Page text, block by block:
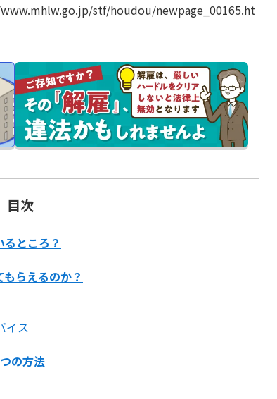
stf/houdou/newpage_00165.ht
目次
ところ？
らえるのか？
イス
の方法